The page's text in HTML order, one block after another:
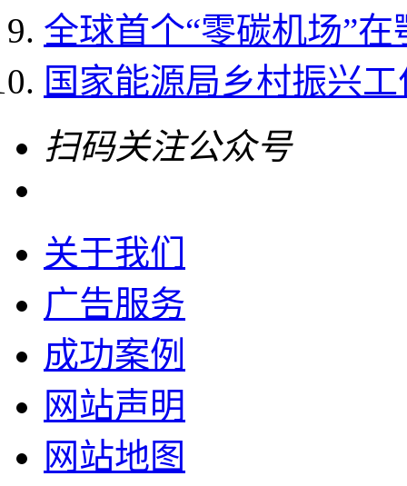
全球首个“零碳机场”
国家能源局乡村振兴
扫码关注公众号
关于我们
广告服务
成功案例
网站声明
网站地图